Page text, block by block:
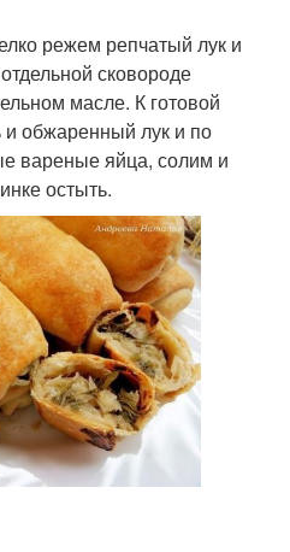
режем репчатый лук и
сковороде
масле. К готовой
и обжаренный лук и по
вареные яйца, солим и
остыть.